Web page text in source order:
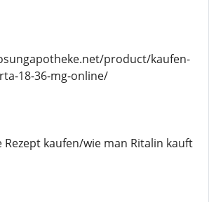
product/kaufen-
18-36-mg-online/
Rezept kaufen/wie man Ritalin kauft